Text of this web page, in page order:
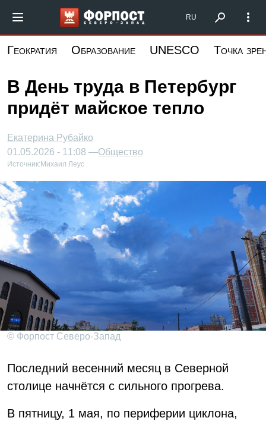
основному
Форпост Северо-Запад
RU
Геократия Образование UNESCO Точка
В День труда в Петербург
придёт майское тепло
Екатерина Рубайко
01.05.2026 - 11:08 —Общество
Источник: Михаил Леус
© Форпост Северо-Запад
Последний весенний месяц в Северной
столице начнётся с сильного прогрева.
В пятницу, 1 мая, по периферии циклона,